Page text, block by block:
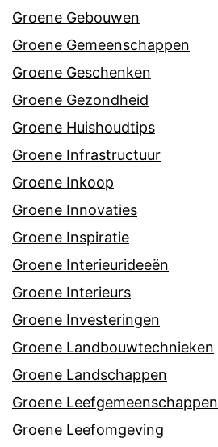
Groene Gebouwen
Groene Gemeenschappen
Groene Geschenken
Groene Gezondheid
Groene Huishoudtips
Groene Infrastructuur
Groene Inkoop
Groene Innovaties
Groene Inspiratie
Groene Interieurideeën
Groene Interieurs
Groene Investeringen
Groene Landbouwtechnieken
Groene Landschappen
Groene Leefgemeenschappen
Groene Leefomgeving